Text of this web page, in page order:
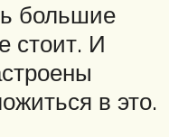
большие
стоит. И
в это.